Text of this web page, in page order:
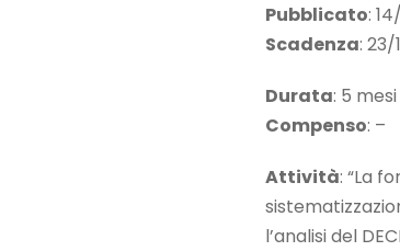
Pubblicato:
Scadenza: 23/
Durata: 5 mesi
Compenso: –
Attività: “La
l’analisi del